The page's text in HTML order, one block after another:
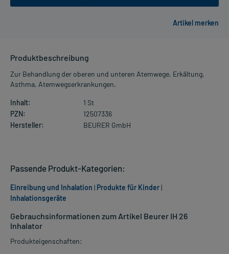
Produktbeschreibung
Zur Behandlung der oberen und unteren Atemwege, Erkältung,
Asthma, Atemwegserkrankungen.
Inhalt:
1 St
PZN:
12507336
Hersteller:
BEURER GmbH
Gebrauchsinformationen zum Artikel Beurer IH 26
Inhalator
Produkteigenschaften:
Passende Produkt-Kategorien:
Einreibung und Inhalation | Produkte für Kinder|
Inhalationsgeräte